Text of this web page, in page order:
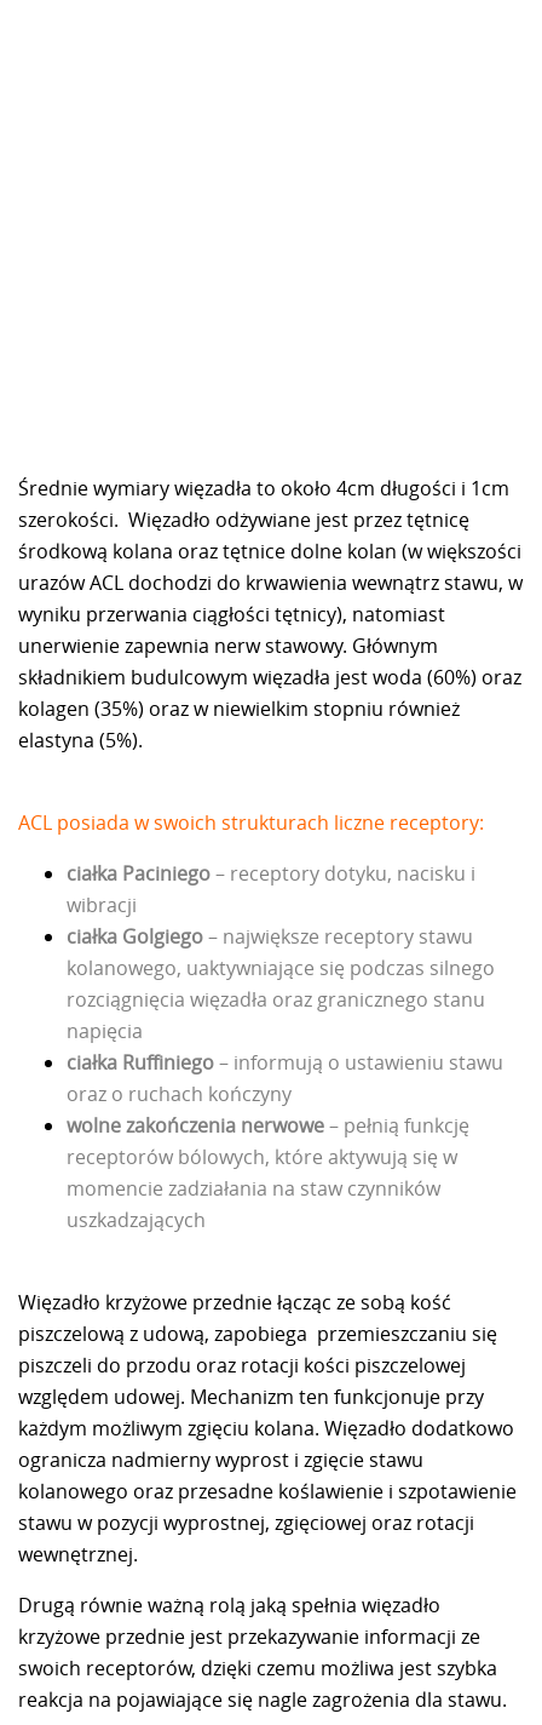
Średnie wymiary więzadła to około 4cm długości i 1cm
szerokości. Więzadło odżywiane jest przez tętnicę
środkową kolana oraz tętnice dolne kolan (w większości
urazów ACL dochodzi do krwawienia wewnątrz stawu, w
wyniku przerwania ciągłości tętnicy), natomiast
unerwienie zapewnia nerw stawowy. Głównym
składnikiem budulcowym więzadła jest woda (60%) oraz
kolagen (35%) oraz w niewielkim stopniu również
elastyna (5%).
ACL posiada w swoich strukturach liczne receptory:
ciałka Paciniego– receptory dotyku, nacisku i
wibracji
ciałka Golgiego– największe receptory stawu
kolanowego, uaktywniające się podczas silnego
rozciągnięcia więzadła oraz granicznego stanu
napięcia
ciałka Ruffiniego– informują o ustawieniu stawu
oraz o ruchach kończyny
wolne zakończenia nerwowe– pełnią funkcję
receptorów bólowych, które aktywują się w
momencie zadziałania na staw czynników
uszkadzających
Więzadło krzyżowe przednie łącząc ze sobą kość
piszczelową z udową, zapobiega przemieszczaniu się
piszczeli do przodu oraz rotacji kości piszczelowej
względem udowej. Mechanizm ten funkcjonuje przy
każdym możliwym zgięciu kolana. Więzadło dodatkowo
ogranicza nadmierny wyprost i zgięcie stawu
kolanowego oraz przesadne koślawienie i szpotawienie
stawu w pozycji wyprostnej, zgięciowej oraz rotacji
wewnętrznej.
Drugą równie ważną rolą jaką spełnia więzadło
krzyżowe przednie jest przekazywanie informacji ze
swoich receptorów, dzięki czemu możliwa jest szybka
reakcja na pojawiające się nagle zagrożenia dla stawu.